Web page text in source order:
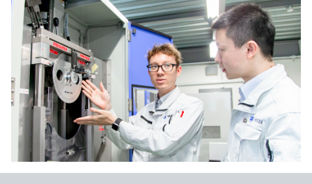
転職成功ガイド
転職エージェント
インタビュー
転職成功ガイド
求人検索
本選考
インターン
新卒エージェント
イベント・セミナー
学習
講座一覧
問題集
4択課題
ナレッジ
スキルチェック
プログラミング言語
SQL
評価結果一覧
再チャレンジ結果一覧
ゲーム・マンガ
メディア
Tech Team Journal
paiza times
paizaとは？